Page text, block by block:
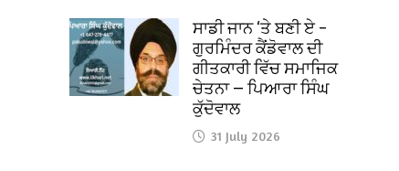
ਸਾਡੀ ਜਾਨ ‘ਤੇ ਬਣੀ ਏ –
ਗੁਰਮਿੰਦਰ ਕੈਂਡੋਵਾਲ ਦੀ
ਗੀਤਕਾਰੀ ਵਿੱਚ ਸਮਾਜਿਕ
ਚੇਤਨਾ — ਪਿਆਰਾ ਸਿੰਘ
ਕੁੱਦੋਵਾਲ
31 July 2026